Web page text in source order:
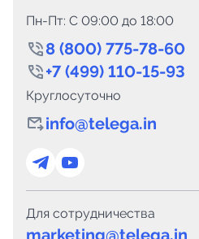
Пн-Пт: C 09:00 до 18:00
8 (800) 775-78-60
+7 (499) 110-15-93
Круглосуточно
info@telega.in
Для сотрудничества
marketing@telega.in